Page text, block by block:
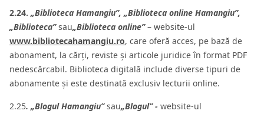
2.24. „Biblioteca Hamangiu”, „Biblioteca online Hamangiu”,
„Biblioteca”sau„Biblioteca online”– website-ul
www.bibliotecahamangiu.ro, care oferă acces, pe bază de
abonament, la cărți, reviste și articole juridice în format PDF
nedescărcabil. Biblioteca digitală include diverse tipuri de
abonamente și este destinată exclusiv lecturii online.
2.25. „Blogul Hamangiu” sau„Blogul” - website-ul